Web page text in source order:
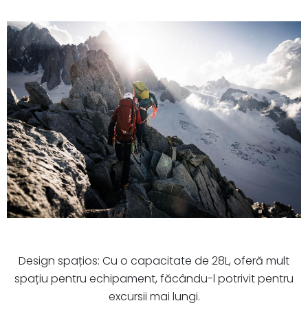
Design spațios: Cu o capacitate de 28L, oferă mult
spațiu pentru echipament, făcându-l potrivit pentru
excursii mai lungi.